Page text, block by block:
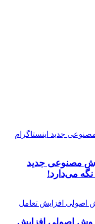
مصنوعی جدید
نگه می‌دارد!